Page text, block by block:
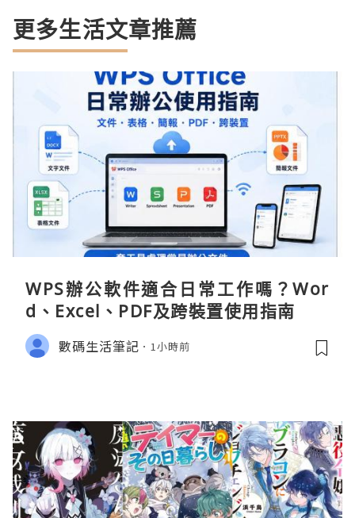
更多生活文章推薦
WPS辦公軟件適合日常工作嗎？Wor
d、Excel、PDF及跨裝置使用指南
數碼生活筆記 1小時前